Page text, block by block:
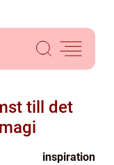
till det
inspiration